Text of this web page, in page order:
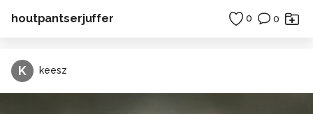
houtpantserjuffer 0 0
K keesz